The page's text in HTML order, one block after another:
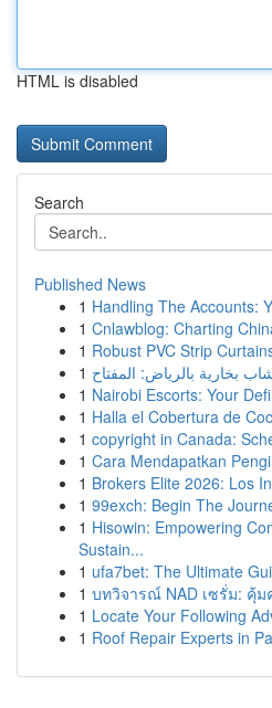
HTML is disabled
Search
Published News
1 Handling The Accounts:
1 Cnlawblog: Charting
1 Robust PVC Strip
1
1 Nairobi Escorts: Your
1 Halla el Cobertura de
1 copyright in Canada:
1 Cara Mendapatkan
1 Brokers Elite 2026: Los
1 99exch: Begin The
1 Hisowin: Empowering
Sustain...
1 ufa7bet: The Ultimate
1 บทวิจารณ์ NAD เซรั่ม: คุ้ม
1 Locate Your Following
1 Roof Repair Experts in